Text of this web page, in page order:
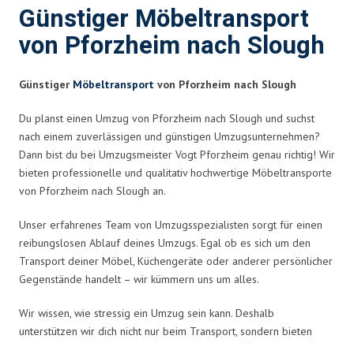
Günstiger Möbeltransport
von Pforzheim nach Slough
Günstiger Möbeltransport von Pforzheim nach Slough
Du planst einen Umzug von Pforzheim nach Slough und suchst
nach einem zuverlässigen und günstigen Umzugsunternehmen?
Dann bist du bei Umzugsmeister Vogt Pforzheim genau richtig! Wir
bieten professionelle und qualitativ hochwertige Möbeltransporte
von Pforzheim nach Slough an.
Unser erfahrenes Team von Umzugsspezialisten sorgt für einen
reibungslosen Ablauf deines Umzugs. Egal ob es sich um den
Transport deiner Möbel, Küchengeräte oder anderer persönlicher
Gegenstände handelt – wir kümmern uns um alles.
Wir wissen, wie stressig ein Umzug sein kann. Deshalb
unterstützen wir dich nicht nur beim Transport, sondern bieten